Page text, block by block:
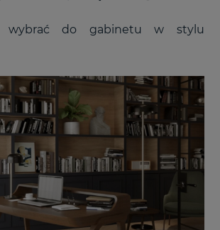
wybrać do gabinetu w stylu